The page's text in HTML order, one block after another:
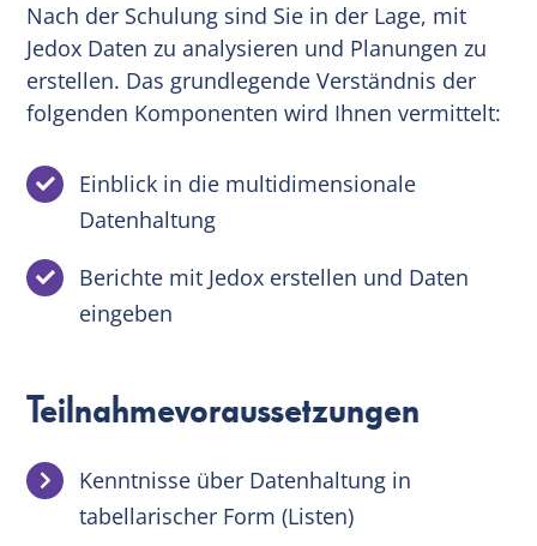
Nach der Schulung sind Sie in der Lage, mit
Jedox Daten zu analysieren und Planungen zu
erstellen. Das grundlegende Verständnis der
folgenden Komponenten wird Ihnen vermittelt:
Einblick in die multidimensionale
Datenhaltung
Berichte mit Jedox erstellen und Daten
eingeben
Teilnahmevoraussetzungen
Kenntnisse über Datenhaltung in
tabellarischer Form (Listen)